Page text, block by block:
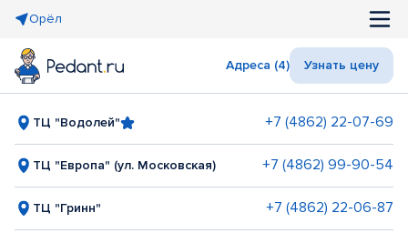
Орёл
Адреса (4) Узнать цену
ТЦ "Водолей" +7 (4862) 22-07-69
ТЦ "Европа" (ул. Московская) +7 (4862) 99-90-54
ТЦ "Гринн" +7 (4862) 22-06-87